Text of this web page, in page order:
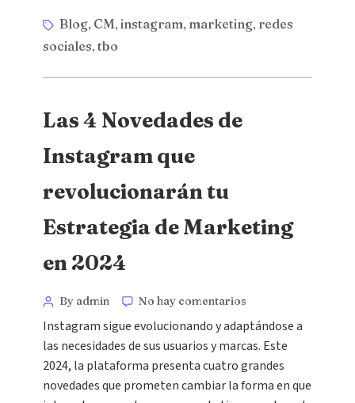
Blog, CM,instagram, marketing, redes
sociales,tbo
Las 4 Novedades de
Instagram que
revolucionarán tu
Estrategia de Marketing
en 2024
By admin No hay comentarios
Instagram sigue evolucionando y adaptándose a
las necesidades de sus usuarios y marcas. Este
2024, la plataforma presenta cuatro grandes
novedades que prometen cambiar la forma en que